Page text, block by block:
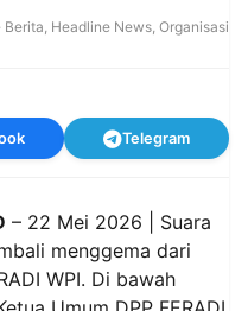
· Berita, Headline News, Organisasi
Telegram
– 22 Mei 2026 | Suara
menggema dari
WPI. Di bawah